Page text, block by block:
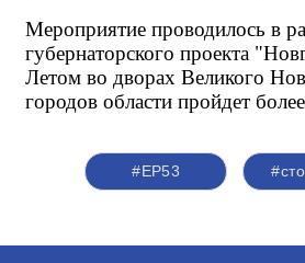
Мероприятие проводилось в
губернаторского проекта
Летом во дворах Великого
городов области пройдет
#ЕР53